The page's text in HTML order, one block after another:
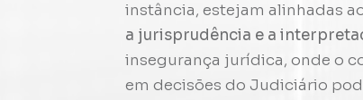
instância, estejam alinhadas
a jurisprudência e a
insegurança jurídica, onde o
em decisões do Judiciário